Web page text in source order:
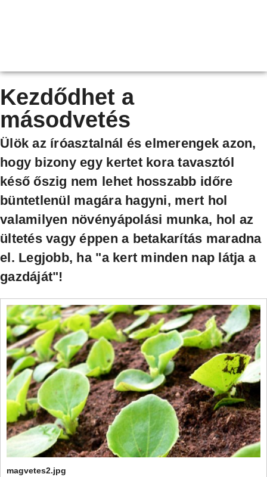
Kezdődhet a
másodvetés
Ülök az íróasztalnál és elmerengek azon,
hogy bizony egy kertet kora tavasztól
késő őszig nem lehet hosszabb időre
büntetlenül magára hagyni, mert hol
valamilyen növényápolási munka, hol az
ültetés vagy éppen a betakarítás maradna
el. Legjobb, ha "a kert minden nap látja a
gazdáját"!
magvetes2.jpg